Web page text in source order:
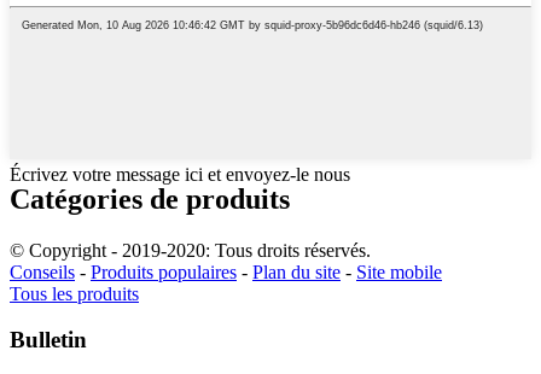
Écrivez votre message ici et envoyez-le nous
Catégories de produits
© Copyright - 2019-2020: Tous droits réservés.
Conseils - Produits populaires - Plan du site - Site mobile
Tous les produits
Bulletin